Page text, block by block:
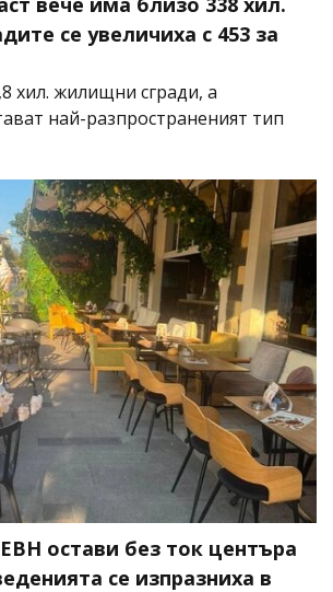
се увеличиха с 453 за
хил. жилищни сгради, а
най-разпространеният тип
остави без ток центъра
се изпразниха в